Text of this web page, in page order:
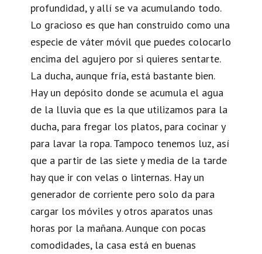
profundidad, y allí se va acumulando todo.
Lo gracioso es que han construido como una
especie de váter móvil que puedes colocarlo
encima del agujero por si quieres sentarte.
La ducha, aunque fría, está bastante bien.
Hay un depósito donde se acumula el agua
de la lluvia que es la que utilizamos para la
ducha, para fregar los platos, para cocinar y
para lavar la ropa. Tampoco tenemos luz, así
que a partir de las siete y media de la tarde
hay que ir con velas o linternas. Hay un
generador de corriente pero solo da para
cargar los móviles y otros aparatos unas
horas por la mañana. Aunque con pocas
comodidades, la casa está en buenas